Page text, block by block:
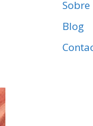
Blog